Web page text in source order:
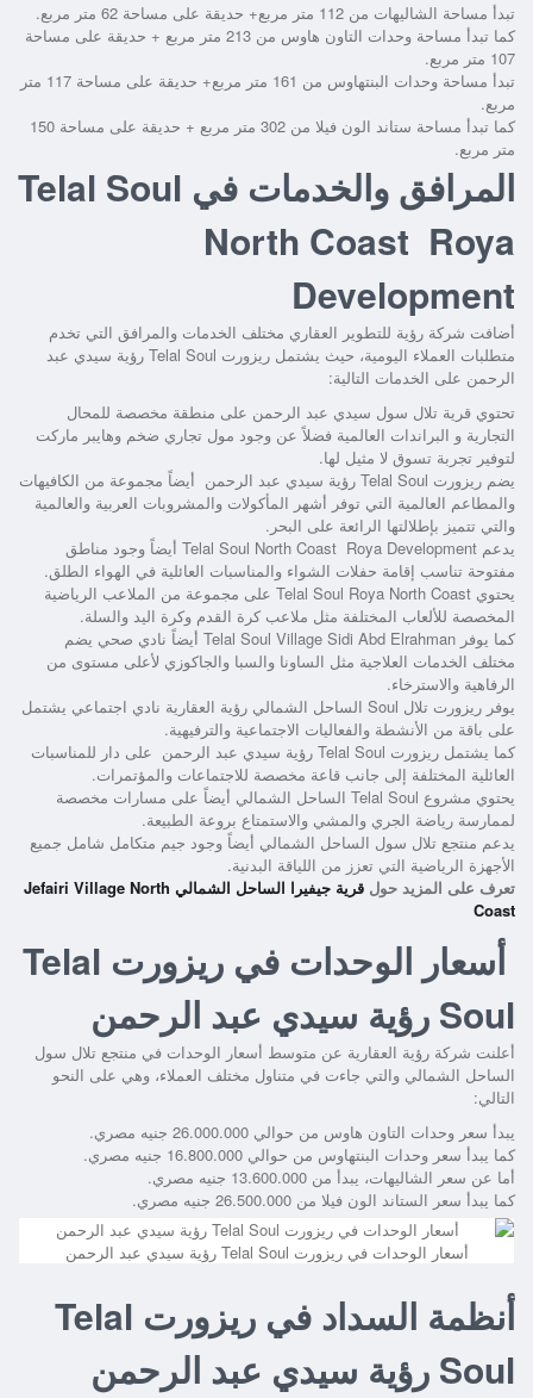
تبدأ مساحة الشاليهات من 112 متر مربع+ حديقة على مساحة 62 متر مربع.
كما تبدأ مساحة وحدات التاون هاوس من 213 متر مربع + حديقة على مساحة
107 متر مربع.
تبدأ مساحة وحدات البنتهاوس من 161 متر مربع+ حديقة على مساحة 117 متر
مربع.
كما تبدأ مساحة ستاند الون فيلا من 302 متر مربع + حديقة على مساحة 150
متر مربع.
المرافق والخدمات في Telal Soul
North Coast Roya
Development
أضافت شركة رؤية للتطوير العقاري مختلف الخدمات والمرافق التي تخدم
متطلبات العملاء اليومية، حيث يشتمل
ريزورت Telal Soul رؤية سيدي عبد
الرحمن على الخدمات التالية:
تحتوي قرية تلال سول سيدي عبد الرحمن على منطقة مخصصة للمحال
التجارية و البراندات العالمية فضلاً عن وجود مول تجاري ضخم وهايبر ماركت
لتوفير تجربة تسوق لا مثيل لها.
يضم ريزورت Telal Soul رؤية سيدي عبد الرحمن
أيضاً مجموعة من الكافيهات
والمطاعم العالمية التي توفر أشهر المأكولات والمشروبات العربية والعالمية
والتي تتميز بإطلالتها الرائعة على البحر.
يدعم Telal Soul North Coast Roya Development أيضاً وجود مناطق
مفتوحة تناسب إقامة حفلات الشواء والمناسبات العائلية في الهواء الطلق.
يحتوي Telal Soul Roya North Coast على مجموعة من الملاعب الرياضية
المخصصة للألعاب المختلفة مثل ملاعب كرة القدم وكرة اليد والسلة.
كما يوفر Telal Soul Village Sidi Abd Elrahman أيضاً نادي صحي يضم
مختلف الخدمات العلاجية مثل الساونا والسبا والجاكوزي لأعلى مستوى من
الرفاهية والاسترخاء.
يوفر ريزورت تلال Soul الساحل الشمالي رؤية العقارية
نادي اجتماعي يشتمل
على باقة من الأنشطة والفعاليات الاجتماعية والترفيهية.
كما يشتمل ريزورت Telal Soul رؤية سيدي عبد الرحمن
على دار للمناسبات
العائلية المختلفة إلى جانب قاعة مخصصة للاجتماعات والمؤتمرات.
يحتوي مشروع Telal Soul الساحل الشمالي
أيضاً على مسارات مخصصة
لممارسة رياضة الجري والمشي والاستمتاع بروعة الطبيعة.
يدعم منتجع تلال سول الساحل الشمالي أيضاً وجود جيم متكامل شامل جميع
الأجهزة الرياضية التي تعزز من اللياقة البدنية.
تعرف على المزيد حول
قرية جيفيرا الساحل الشمالي Jefairi Village North
Coast
أسعار الوحدات في ريزورت Telal
Soul رؤية سيدي عبد الرحمن
أعلنت شركة رؤية العقارية عن متوسط أسعار الوحدات في منتجع تلال سول
الساحل الشمالي والتي جاءت في متناول مختلف العملاء، وهي على النحو
التالي:
يبدأ سعر وحدات التاون هاوس من حوالي 26.000.000 جنيه مصري.
كما يبدأ سعر وحدات البنتهاوس من حوالي 16.800.000 جنيه مصري.
أما عن سعر الشاليهات، يبدأ من 13.600.000 جنيه مصري.
كما يبدأ سعر الستاند الون فيلا من 26.500.000 جنيه مصري.
أسعار الوحدات في ريزورت Telal Soul رؤية سيدي عبد الرحمن
أنظمة السداد في ريزورت Telal
Soul رؤية سيدي عبد الرحمن